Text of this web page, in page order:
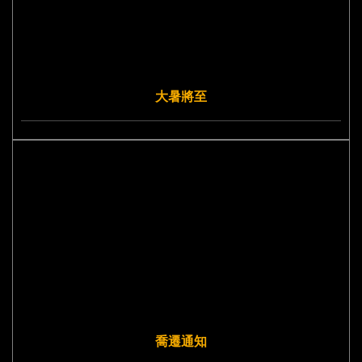
大暑將至
喬遷通知